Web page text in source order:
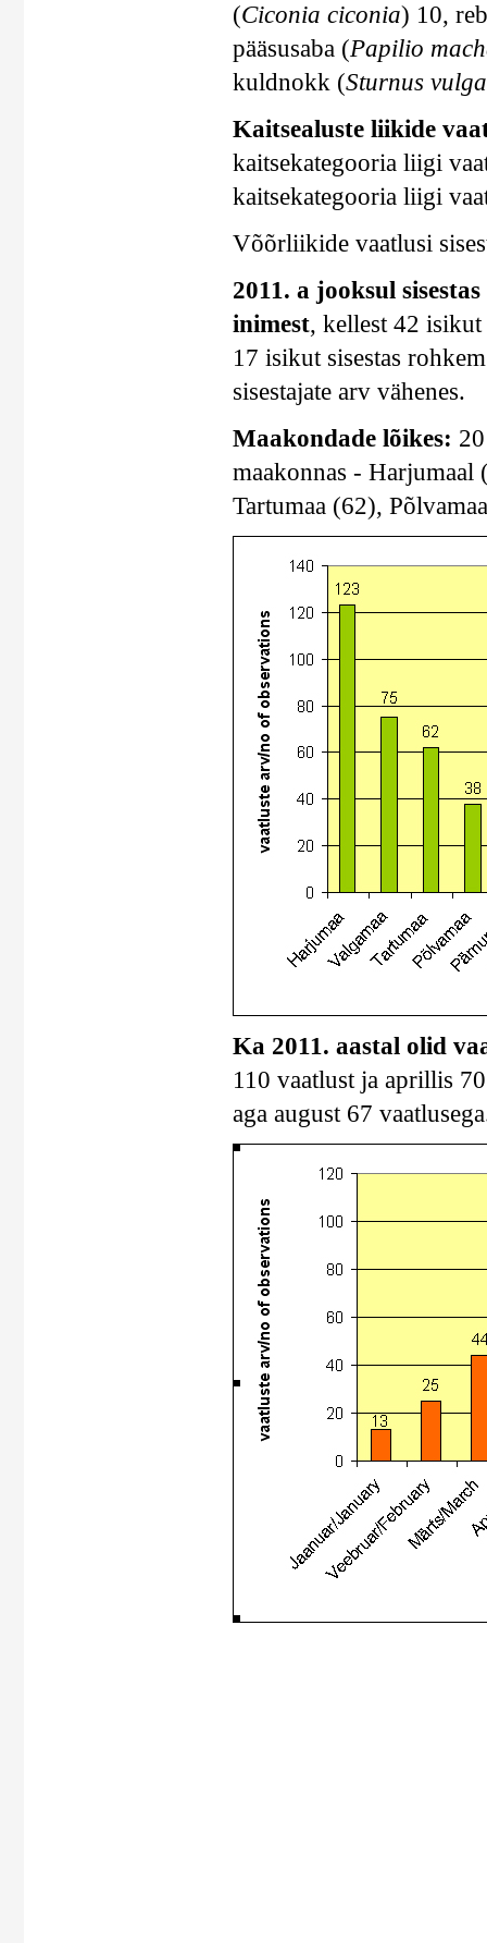
(Ciconia ciconia) 10,
pääsusaba (Papilio
kuldnokk (Sturnus
Kaitsealuste liikide
kaitsekategooria liigi
kaitsekategooria liigi
Võõrliikide vaatlusi
2011. a jooksul
inimest, kellest 42 isikut
17 isikut sisestas
sisestajate arv vähenes.
Maakondade lõikes:
maakonnas - Harjumaal
Tartumaa (62),
Ka 2011. aastal olid
110 vaatlust ja aprillis
aga august 67